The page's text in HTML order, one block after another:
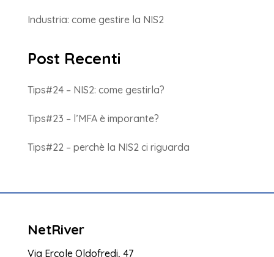
Industria: come gestire la NIS2
Post Recenti
Tips#24 – NIS2: come gestirla?
Tips#23 – l’MFA è imporante?
Tips#22 – perchè la NIS2 ci riguarda
NetRiver
Via Ercole Oldofredi, 47